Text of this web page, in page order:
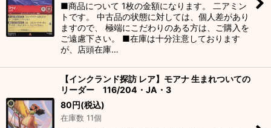
■商品について 1枚の金額になります。 二アミン
トです。 中古品の状態に対しては、個人差があり
ますので、 極端にこだわりのある方は、ご購入を
ご遠慮下さい。 ■在庫は十分注意しております
が、店頭在庫…
【インクランド探訪 レア】モアナ 生まれついての
リーダー 116/204・JA・3
80円(税込)
在庫数 11個